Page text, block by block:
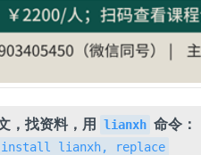
，找资料，用 lianxh 命令：
install lianxh, replace